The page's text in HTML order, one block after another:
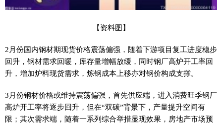
【资料图】
2月份国内钢材期现货价格震荡偏强，随着下游项目复工进度稳步
回升，钢材需求回暖，库存量增幅放缓，同时钢厂高炉开工率回
升，增加炉料现货需求，炼钢成本上移亦对钢价构成支撑。
3月份钢材价格或维持震荡偏强，首先供应端，进入消费旺季钢厂
高炉开工率将逐步回升，但在“双碳”背景下，产量提升空间有
限；其次需求端，随着一系列综合举措显现效果，房地产市场预